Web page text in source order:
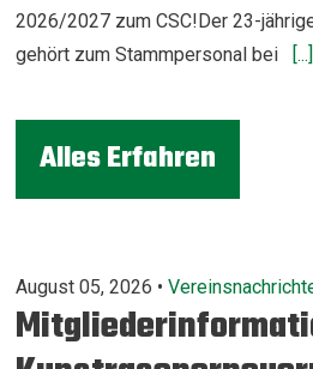
2026/2027 zum CSC!Der 23-
gehört zum Stammpersonal bei
[...]
Alles Erfahren
August 05, 2026 •